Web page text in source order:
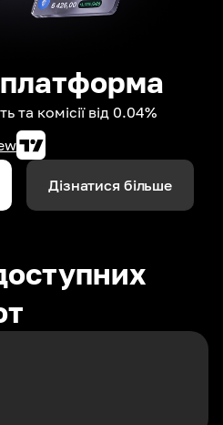
та комісії від 0.04%
Дізнатися більше